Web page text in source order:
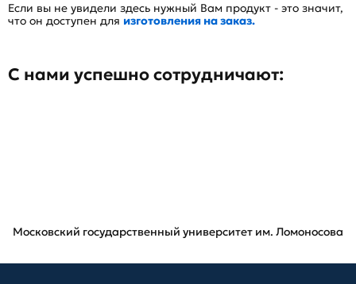
Если вы не увидели здесь нужный Вам продукт - это значит,
что он доступен для изготовления на заказ.
С нами успешно сотрудничают:
Московский государственный университет им. Ломоносова